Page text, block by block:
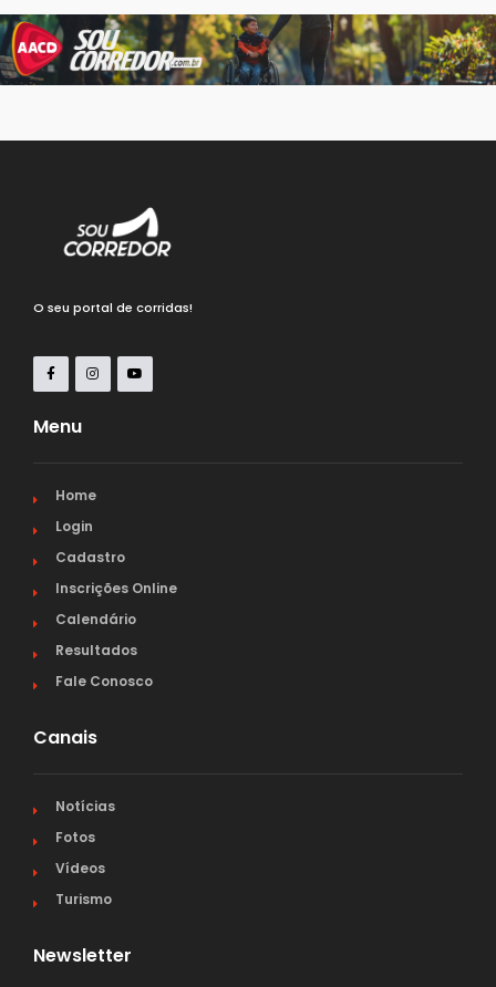
O seu portal de corridas!
Menu
Home
Login
Cadastro
Inscrições Online
Calendário
Resultados
Fale Conosco
Canais
Notícias
Fotos
Vídeos
Turismo
Newsletter